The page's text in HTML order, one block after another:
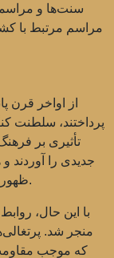
سنت‌ها و
مراسم مرتبط با
از اواخر قرن
پرداختند، سلطنت
تأثیری بر
جدیدی را آوردند
ظهور شیوه‌های مذهبی جدید و تعاملات فرهنگی شد.
با این حال،
منجر شد.
که موجب